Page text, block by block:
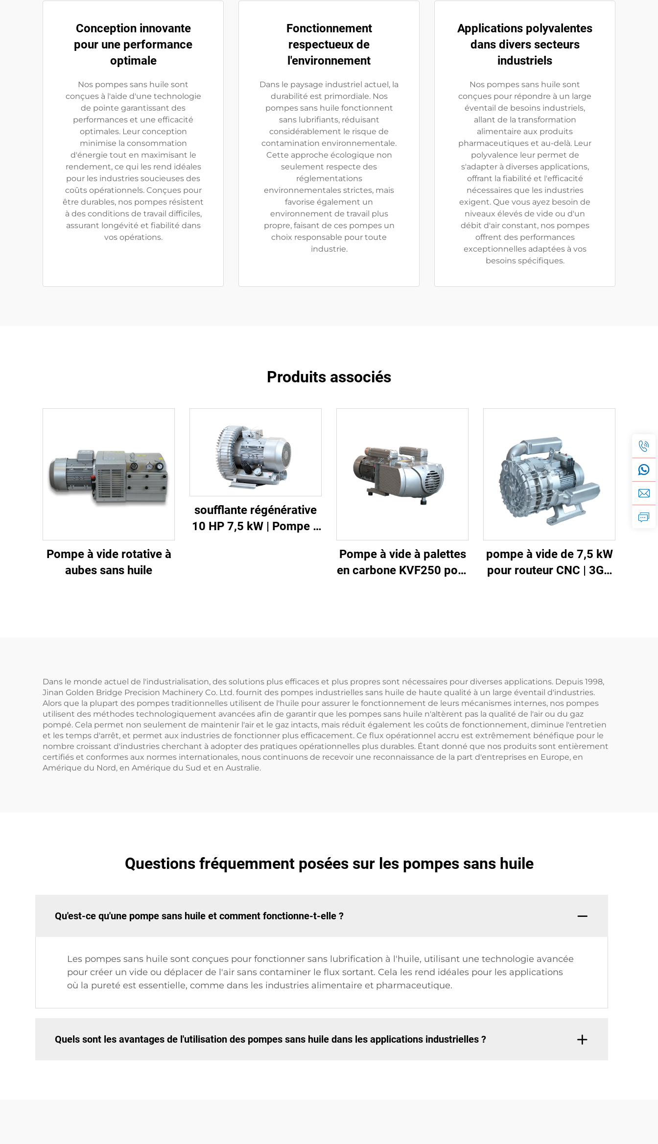
Conception innovante
pour une performance
optimale
Nos pompes sans huile sont
conçues à l'aide d'une technologie
de pointe garantissant des
performances et une efficacité
optimales. Leur conception
minimise la consommation
d'énergie tout en maximisant le
rendement, ce qui les rend idéales
pour les industries soucieuses des
coûts opérationnels. Conçues pour
être durables, nos pompes résistent
à des conditions de travail difficiles,
assurant longévité et fiabilité dans
vos opérations.
Fonctionnement
respectueux de
l'environnement
Dans le paysage industriel actuel, la
durabilité est primordiale. Nos
pompes sans huile fonctionnent
sans lubrifiants, réduisant
considérablement le risque de
contamination environnementale.
Cette approche écologique non
seulement respecte des
réglementations
environnementales strictes, mais
favorise également un
environnement de travail plus
propre, faisant de ces pompes un
choix responsable pour toute
industrie.
Applications polyvalentes
dans divers secteurs
industriels
Nos pompes sans huile sont
conçues pour répondre à un large
éventail de besoins industriels,
allant de la transformation
alimentaire aux produits
pharmaceutiques et au-delà. Leur
polyvalence leur permet de
s'adapter à diverses applications,
offrant la fiabilité et l'efficacité
nécessaires que les industries
exigent. Que vous ayez besoin de
niveaux élevés de vide ou d'un
débit d'air constant, nos pompes
offrent des performances
exceptionnelles adaptées à vos
besoins spécifiques.
Produits associés
Pompe à vide rotative à
aubes sans huile
soufflante régénérative
10 HP 7,5 kW | Pompe à
Pompe à vide à palettes
en carbone KVF250 pour
pompe à vide de 7,5 kW
pour routeur CNC | 3GH
Dans le monde actuel de l'industrialisation, des solutions plus efficaces et plus propres sont nécessaires pour diverses applications. Depuis 1998,
Jinan Golden Bridge Precision Machinery Co. Ltd. fournit des pompes industrielles sans huile de haute qualité à un large éventail d'industries.
Alors que la plupart des pompes traditionnelles utilisent de l'huile pour assurer le fonctionnement de leurs mécanismes internes, nos pompes
utilisent des méthodes technologiquement avancées afin de garantir que les pompes sans huile n'altèrent pas la qualité de l'air ou du gaz
pompé. Cela permet non seulement de maintenir l'air et le gaz intacts, mais réduit également les coûts de fonctionnement, diminue l'entretien
et les temps d'arrêt, et permet aux industries de fonctionner plus efficacement. Ce flux opérationnel accru est extrêmement bénéfique pour le
nombre croissant d'industries cherchant à adopter des pratiques opérationnelles plus durables. Étant donné que nos produits sont entièrement
certifiés et conformes aux normes internationales, nous continuons de recevoir une reconnaissance de la part d'entreprises en Europe, en
Amérique du Nord, en Amérique du Sud et en Australie.
Questions fréquemment posées sur les pompes sans huile
Qu'est-ce qu'une pompe sans huile et comment fonctionne-t-elle ?
Les pompes sans huile sont conçues pour fonctionner sans lubrification à l'huile, utilisant une technologie avancée
pour créer un vide ou déplacer de l'air sans contaminer le flux sortant. Cela les rend idéales pour les applications
où la pureté est essentielle, comme dans les industries alimentaire et pharmaceutique.
Quels sont les avantages de l'utilisation des pompes sans huile dans les applications industrielles ?